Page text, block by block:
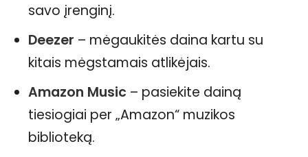
savo įrenginį.
Deezer – mėgaukitės daina kartu su
kitais mėgstamais atlikėjais.
Amazon Music – pasiekite dainą
tiesiogiai per „Amazon“ muzikos
biblioteką.